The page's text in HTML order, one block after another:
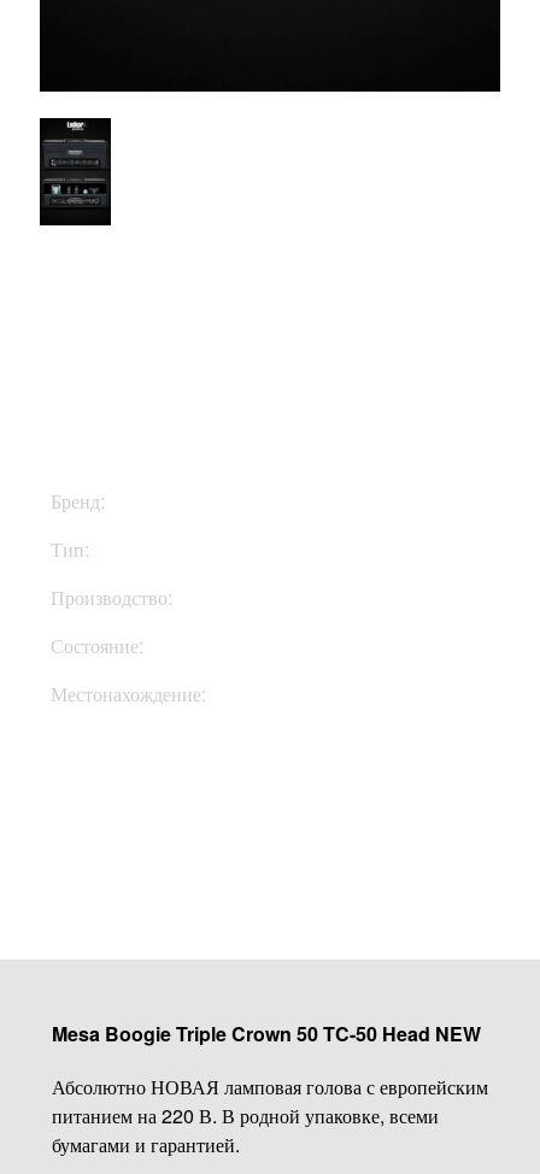
Бренд:
Тип:
Производство:
Состояние:
Местонахождение:
Mesa Boogie Triple Crown 50 TC-50 Head NEW
Абсолютно НОВАЯ ламповая голова с европейским
питанием на 220 В. В родной упаковке, всеми
бумагами и гарантией.